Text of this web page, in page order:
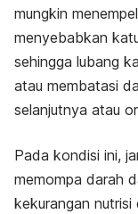
mungkin
menyebabkan
sehingga lubang
atau membatasi
selanjutnya atau
Pada kondisi ini,
memompa darah
kekurangan